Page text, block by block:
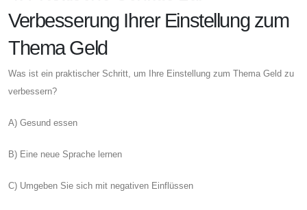
Verbesserung Ihrer Einstellung zum
Thema Geld
Was ist ein praktischer Schritt, um Ihre Einstellung zum Thema Geld zu
verbessern?
A) Gesund essen
B) Eine neue Sprache lernen
C) Umgeben Sie sich mit negativen Einflüssen